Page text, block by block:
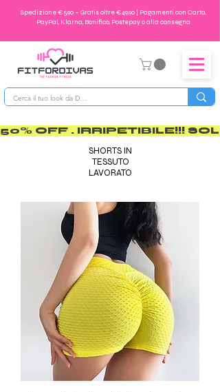
Spedizione €5,90 – Gratis oltre €49,90 | Pagamenti con Carta,
PayPal, Klarna, Bonifico, Postepay o alla consegna
50% OFF . IRRIPETIBILE!!!
SHORTS IN
TESSUTO
LAVORATO